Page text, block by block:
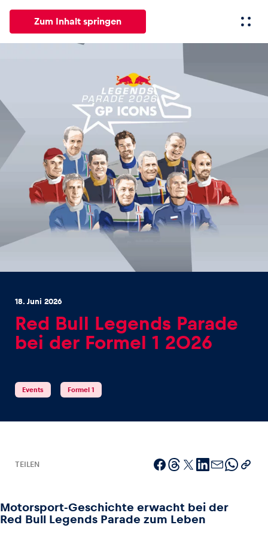
Zum Inhalt springen
Events Erlebnisse Seiten
News
Alle anzeigen
Events
18. Juni 2026
Red Bull Legends Parade
bei der Formel 1 2026
Events Formel 1
TEILEN
Motorsport-Geschichte erwacht bei der
Red Bull Legends Parade zum Leben